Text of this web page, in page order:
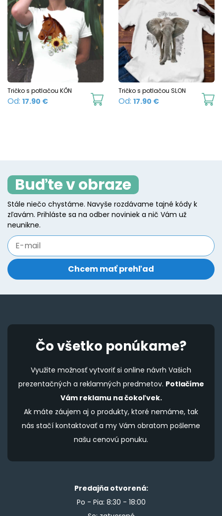
page
multiple
variants.
The
options
may
chosen
Tričko s potlačou KÔN
Od: 17.90 €
This
options
may
be
on
product
page
Tričko s potlačou SLON
Od: 17.90 €
Buďte v obraze
Stále niečo chystáme. Navyše rozdávame tajné kódy k
zľavám. Prihláste sa na odber noviniek a nič Vám už
neunikne.
Čo všetko ponúkame?
Využite možnosť vytvoriť si online návrh Vašich
prezentačných a reklamných predmetov. Potlačíme
Vám reklamu na čokoľvek.
Ak máte záujem aj o produkty, ktoré nemáme, tak
nás stačí kontaktovať a my Vám obratom pošleme
našu cenovú ponuku.
Predajňa otvorená:
Po - Pia: 8:30 - 18:00